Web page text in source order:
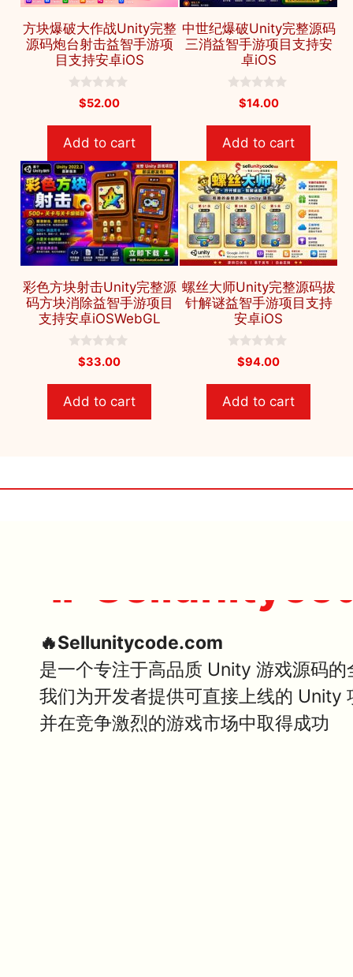
方块爆破大作战Unity完整
源码炮台射击益智手游项
目支持安卓iOS
o
5
$52.00
Add to cart
中世纪爆破Unity完整源码
三消益智手游项目支持安
卓iOS
o
5
$14.00
Add to cart
彩色方块射击Unity完整源
码方块消除益智手游项目
支持安卓iOSWebGL
o
5
$33.00
Add to cart
螺丝大师Unity完整源码拔
针解谜益智手游项目支持
安卓iOS
o
5
$94.00
Add to cart
🔥
🔥Sellunitycode.com
是一个专注于高品质 Unity 游戏源码的
我们为开发者提供可直接上线的 Unity
并在竞争激烈的游戏市场中取得成功